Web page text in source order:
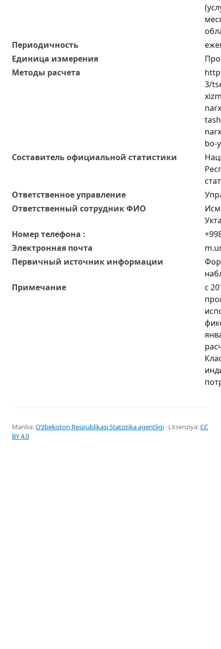
Периодичность
Единица измерения
Методы расчета
3/
bo-
Составитель официальной статистики
Ответственное управление
Oтветственный сотрудник ФИО
Номер телефона :
Электронная почта
Первичный источник информации
Примечание
с
Manba:Oʻzbekiston Respublikasi Statistika agentligi · Litsenziya:CC
BY 4.0